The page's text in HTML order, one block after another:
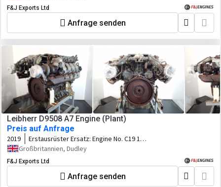
F&J Exports Ltd
Anfrage senden
Leibherr D9508 A7 Engine (Plant)
Preis auf Anfrage
2019 Erstausrüster Ersatz: Engine No. C19 14
90048
Großbritannien, Dudley
F&J Exports Ltd
Anfrage senden